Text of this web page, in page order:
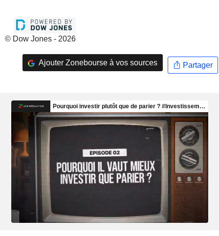
© Dow Jones - 2026
Ajouter Zonebourse à vos sources Partager